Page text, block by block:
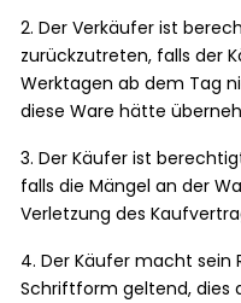
2. Der Verkäufer ist
zurückzutreten, falls der
Werktagen ab dem Tag
diese Ware hätte
3. Der Käufer ist
falls die Mängel an der
Verletzung des
4. Der Käufer macht
Schriftform geltend, dies